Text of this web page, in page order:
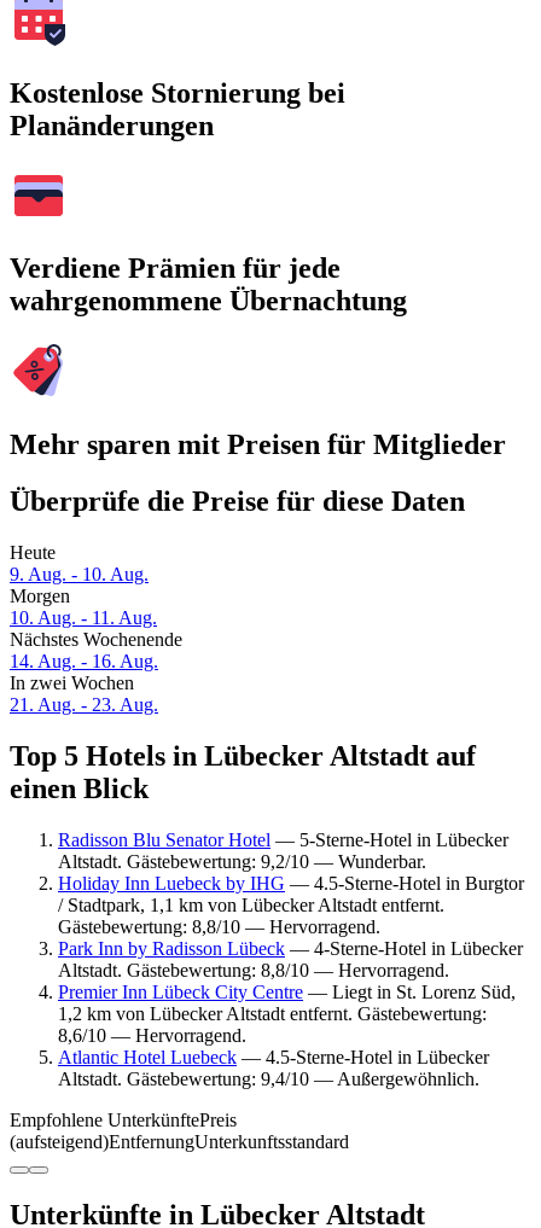
Kostenlose Stornierung bei
Planänderungen
Verdiene Prämien für jede
wahrgenommene Übernachtung
Mehr sparen mit Preisen für Mitglieder
Überprüfe die Preise für diese Daten
Heute
9. Aug. - 10. Aug.
Morgen
10. Aug. - 11. Aug.
Nächstes Wochenende
14. Aug. - 16. Aug.
In zwei Wochen
21. Aug. - 23. Aug.
Top 5 Hotels in Lübecker Altstadt auf
einen Blick
Radisson Blu Senator Hotel — 5-Sterne-Hotel in Lübecker
Altstadt. Gästebewertung: 9,2/10 — Wunderbar.
Holiday Inn Luebeck by IHG — 4.5-Sterne-Hotel in Burgtor
/ Stadtpark, 1,1 km von Lübecker Altstadt entfernt.
Gästebewertung: 8,8/10 — Hervorragend.
Park Inn by Radisson Lübeck — 4-Sterne-Hotel in Lübecker
Altstadt. Gästebewertung: 8,8/10 — Hervorragend.
Premier Inn Lübeck City Centre — Liegt in St. Lorenz Süd,
1,2 km von Lübecker Altstadt entfernt. Gästebewertung:
8,6/10 — Hervorragend.
Atlantic Hotel Luebeck — 4.5-Sterne-Hotel in Lübecker
Altstadt. Gästebewertung: 9,4/10 — Außergewöhnlich.
Empfohlene UnterkünftePreis
(aufsteigend)EntfernungUnterkunftsstandard
Unterkünfte in Lübecker Altstadt